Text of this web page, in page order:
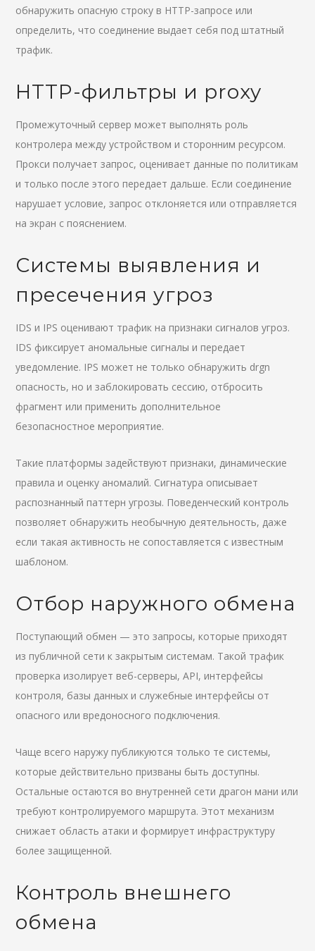
обнаружить опасную строку в HTTP-запросе или
определить, что соединение выдает себя под штатный
трафик.
HTTP-фильтры и proxy
Промежуточный сервер может выполнять роль
контролера между устройством и сторонним ресурсом.
Прокси получает запрос, оценивает данные по политикам
и только после этого передает дальше. Если соединение
нарушает условие, запрос отклоняется или отправляется
на экран с пояснением.
Системы выявления и
пресечения угроз
IDS и IPS оценивают трафик на признаки сигналов угроз.
IDS фиксирует аномальные сигналы и передает
уведомление. IPS может не только обнаружить drgn
опасность, но и заблокировать сессию, отбросить
фрагмент или применить дополнительное
безопасностное мероприятие.
Такие платформы задействуют признаки, динамические
правила и оценку аномалий. Сигнатура описывает
распознанный паттерн угрозы. Поведенческий контроль
позволяет обнаружить необычную деятельность, даже
если такая активность не сопоставляется с известным
шаблоном.
Отбор наружного обмена
Поступающий обмен — это запросы, которые приходят
из публичной сети к закрытым системам. Такой трафик
проверка изолирует веб-серверы, API, интерфейсы
контроля, базы данных и служебные интерфейсы от
опасного или вредоносного подключения.
Чаще всего наружу публикуются только те системы,
которые действительно призваны быть доступны.
Остальные остаются во внутренней сети драгон мани или
требуют контролируемого маршрута. Этот механизм
снижает область атаки и формирует инфраструктуру
более защищенной.
Контроль внешнего
обмена